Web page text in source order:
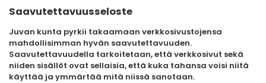
Saavutettavuusseloste
Juvan kunta pyrkii takaamaan verkkosivustojensa
mahdollisimman hyvän saavutettavuuden.
Saavutettavuudella tarkoitetaan, että verkkosivut sekä
niiden sisällöt ovat sellaisia, että kuka tahansa voisi niitä
käyttää ja ymmärtää mitä niissä sanotaan.